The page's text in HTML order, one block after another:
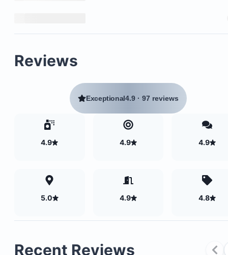
Accommodates up to 5 guests
Master bedroom with a California king-sized bed
double futon suitable for one adult or two
added privacy
Ample closet and drawer space in both bedrooms
Reviews
Exceptional4.9 ·97 reviews
4.9 4.9 4.9
5.0 4.9 4.8
Recent Reviews